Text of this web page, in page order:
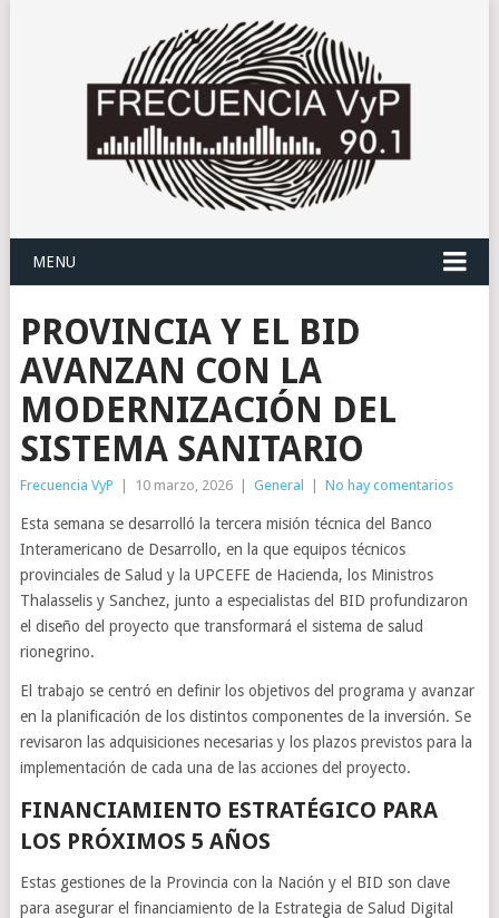
MENU
PROVINCIA Y EL BID
AVANZAN CON LA
MODERNIZACIÓN DEL
SISTEMA SANITARIO
Frecuencia VyP 10 marzo, 2026 General No hay comentarios
Esta semana se desarrolló la tercera misión técnica del Banco
Interamericano de Desarrollo, en la que equipos técnicos
provinciales de Salud y la UPCEFE de Hacienda, los Ministros
Thalasselis y Sanchez, junto a especialistas del BID profundizaron
el diseño del proyecto que transformará el sistema de salud
rionegrino.
El trabajo se centró en definir los objetivos del programa y avanzar
en la planificación de los distintos componentes de la inversión. Se
revisaron las adquisiciones necesarias y los plazos previstos para la
implementación de cada una de las acciones del proyecto.
FINANCIAMIENTO ESTRATÉGICO PARA
LOS PRÓXIMOS 5 AÑOS
Estas gestiones de la Provincia con la Nación y el BID son clave
para asegurar el financiamiento de la Estrategia de Salud Digital